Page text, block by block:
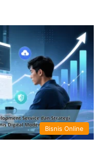
Bisnis Online